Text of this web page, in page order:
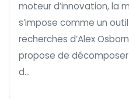
moteur d’innovation, la
s’impose comme un
recherches d’Alex
propose de
d...